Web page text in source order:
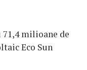
milioane de
Eco Sun